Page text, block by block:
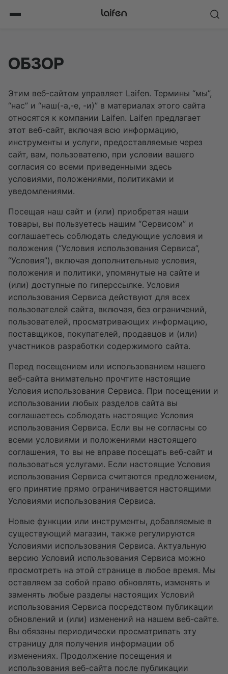
ОБЗОР
Этим веб-сайтом управляет Laifen. Термины “мы”,
“нас” и “наш(-а,-е, -и)” в материалах этого сайта
относятся к компании Laifen. Laifen предлагает
этот веб-сайт, включая всю информацию,
инструменты и услуги, предоставляемые через
сайт, вам, пользователю, при условии вашего
согласия со всеми приведенными здесь
условиями, положениями, политиками и
уведомлениями.
Посещая наш сайт и (или) приобретая наши
товары, вы пользуетесь нашим “Сервисом” и
соглашаетесь соблюдать следующие условия и
положения (“Условия использования Сервиса”,
“Условия”), включая дополнительные условия,
положения и политики, упомянутые на сайте и
(или) доступные по гиперссылке. Условия
использования Сервиса действуют для всех
пользователей сайта, включая, без ограничений,
пользователей, просматривающих информацию,
поставщиков, покупателей, продавцов и (или)
участников разработки содержимого сайта.
Перед посещением или использованием нашего
веб-сайта внимательно прочтите настоящие
Условия использования Сервиса. При посещении и
использовании любых разделов сайта вы
соглашаетесь соблюдать настоящие Условия
использования Сервиса. Если вы не согласны со
всеми условиями и положениями настоящего
соглашения, то вы не вправе посещать веб-сайт и
пользоваться услугами. Если настоящие Условия
использования Сервиса считаются предложением,
его принятие прямо ограничивается настоящими
Условиями использования Сервиса.
Новые функции или инструменты, добавляемые в
существующий магазин, также регулируются
Условиями использования Сервиса. Актуальную
версию Условий использования Сервиса можно
просмотреть на этой странице в любое время. Мы
оставляем за собой право обновлять, изменять и
заменять любые разделы настоящих Условий
использования Сервиса посредством публикации
обновлений и (или) изменений на нашем веб-сайте.
Вы обязаны периодически просматривать эту
страницу для получения информации об
изменениях. Продолжение посещения и
использования веб-сайта после публикации